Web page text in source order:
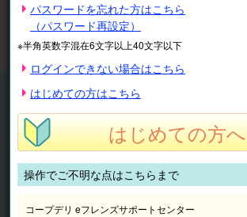
マイページ 注文履歴
抽選結果
請求内容
チケット
くらしのサービス
このサイトの使い方
マイページ
パスワードを忘れた方はこちら
（パスワード再設定）
※半角英数字混在6文字以上40文字以下
ログインできない場合はこちら
はじめての方はこちら
はじめての方へ
操作でご不明な点はこちらまで
コープデリ eフレンズサポートセンター